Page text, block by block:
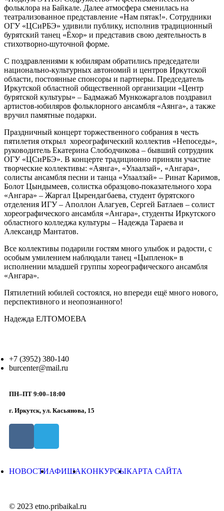
фольклора на Байкале. Далее атмосфера сменилась на
театрализованное представление «Нам пятак!». Сотрудники
ОГУ «ЦСиРБЭ» удивили публику, исполнив традиционный
бурятский танец «Ёхор» и представив свою деятельность в
стихотворно-шуточной форме.
С поздравлениями к юбилярам обратились председатели
национально-культурных автономий и центров Иркутской
области, постоянные спонсоры и партнеры. Председатель
Иркутской областной общественной организации «Центр
бурятской культуры» – Бадмажаб Мункожаргалов поздравил
артистов-юбиляров фольклорного ансамбля «Аянга», а также
вручил памятные подарки.
Праздничный концерт торжественного собрания в честь
пятилетия открыл хореографический коллектив «Непоседы»,
руководитель Екатерина Слободчикова – бывший сотрудник
ОГУ «ЦСиРБЭ». В концерте традиционно приняли участие
творческие коллективы: «Аянга», «Улаалзай», «Ангара»,
солисты ансамбля песни и танца «Улаалзай» – Ринат Каримов,
Болот Цындымеев, солистка образцово-показательного хора
«Ангара» – Жаргал Цырендагбаева, студент бурятского
отделения ИГУ – Аполлон Алагуев, Сергей Батлаев – солист
хореографического ансамбля «Ангара», студенты Иркутского
областного колледжа культуры – Надежда Тараева и
Александр Мантатов.
Все коллективы подарили гостям много улыбок и радости, с
особым умилением наблюдали танец «Цыпленок» в
исполнении младшей группы хореографического ансамбля
«Ангара».
Пятилетний юбилей состоялся, но впереди ещё много нового,
перспективного и неопознанного!
Надежда ЕЛТОМОЕВА
+7 (3952) 380-140
burcenter@mail.ru
ПН–ПТ 9:00–18:00
г. Иркутск, ул. Касьянова, 15
НОВОСТИАФИШАКОНКУРСЫКАРТА САЙТА
© 2023 etno.pribaikal.ru